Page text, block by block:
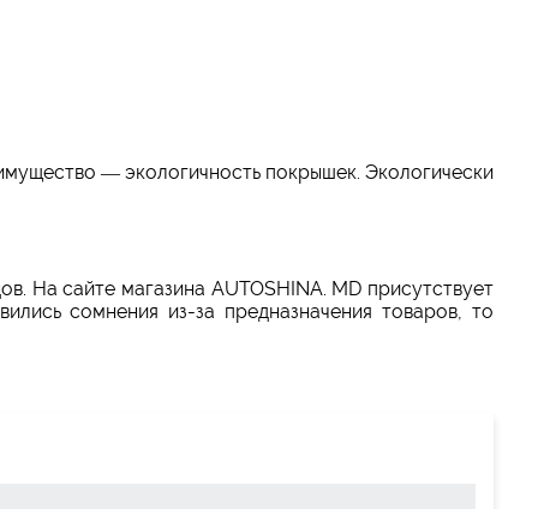
— экологичность покрышек. Экологически
На сайте магазина AUTOSHINA. MD присутствует
сомнения из-за предназначения товаров, то